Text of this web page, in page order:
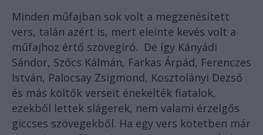
Minden műfajban sok volt a megzenésített
vers, talán azért is, mert eleinte kevés volt a
műfajhoz értő szövegíró. De így Kányádi
Sándor, Szőcs Kálmán, Farkas Árpád, Ferenczes
István, Palocsay Zsigmond, Kosztolányi Dezső
és más költők verseit énekelték fiatalok,
ezekből lettek slágerek, nem valami érzelgős
giccses szövegekből. Ha egy vers kötetben már